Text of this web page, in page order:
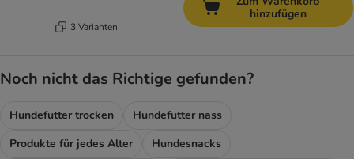
3 Varianten
hinzufügen
Noch nicht das Richtige gefunden?
Hundefutter trocken
Hundefutter nass
Produkte für jedes Alter
Hundesnacks